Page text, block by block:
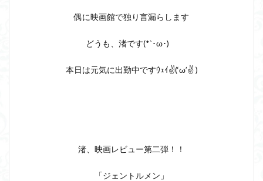
偶に映画館で独り言漏らします
どうも、渚です(*`･ω･)ゞ
本日は元気に出勤中ですｳｪｲ✌(‘ω’✌ )
渚、映画レビュー第二弾！！
「ジェントルメン」